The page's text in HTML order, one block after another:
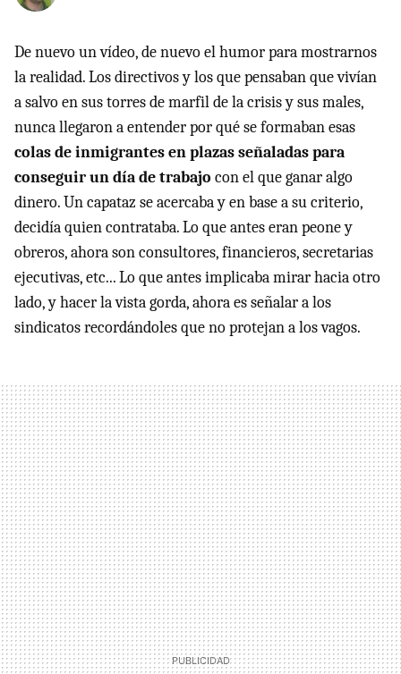
De nuevo un vídeo, de nuevo el humor para mostrarnos
la realidad. Los directivos y los que pensaban que vivían
a salvo en sus torres de marfil de la crisis y sus males,
nunca llegaron a entender por qué se formaban esas
colas de inmigrantes en plazas señaladas para
conseguir un día de trabajo con el que ganar algo
dinero. Un capataz se acercaba y en base a su criterio,
decidía quien contrataba. Lo que antes eran peone y
obreros, ahora son consultores, financieros, secretarias
ejecutivas, etc... Lo que antes implicaba mirar hacia otro
lado, y hacer la vista gorda, ahora es señalar a los
sindicatos recordándoles que no protejan a los vagos.